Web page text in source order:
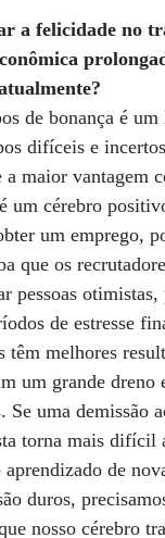
a felicidade no
de bonança é
difíceis e
a maior vantagem
um cérebro
um emprego,
que os
pessoas
de estresse
têm melhores
um grande dreno
Se uma demissão
torna mais difícil
de
duros,
nosso cérebro